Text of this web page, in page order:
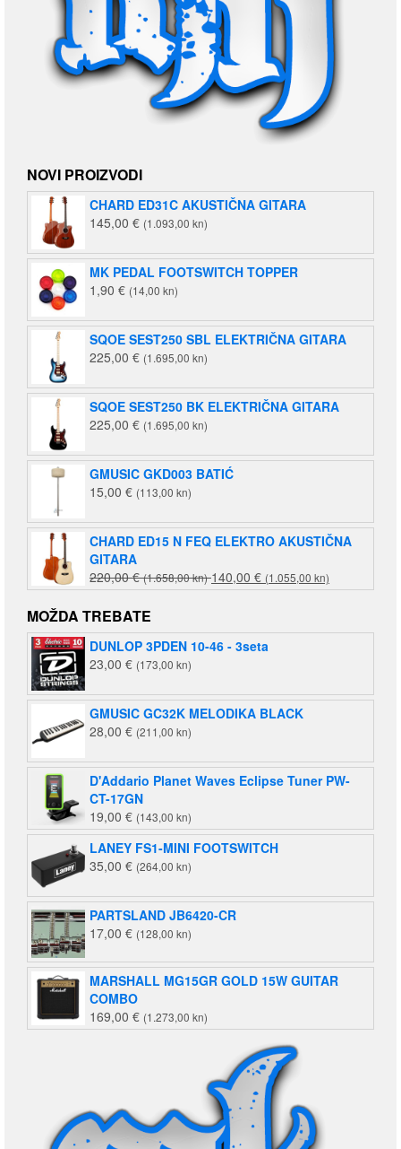
NOVI PROIZVODI
CHARD ED31C AKUSTIČNA GITARA
145,00 € (1.093,00 kn)
MK PEDAL FOOTSWITCH TOPPER
1,90 € (14,00 kn)
SQOE SEST250 SBL ELEKTRIČNA GITARA
225,00 € (1.695,00 kn)
SQOE SEST250 BK ELEKTRIČNA GITARA
225,00 € (1.695,00 kn)
GMUSIC GKD003 BATIĆ
15,00 € (113,00 kn)
CHARD ED15 N FEQ ELEKTRO AKUSTIČNA
GITARA
220,00€ (1.658,00 kn)Izvorna
cijena
je:
220,00 €
140,00 € (1.055,00 kn)
cijena
140,00 €
MOŽDA TREBATE
DUNLOP 3PDEN 10-46 - 3seta
23,00 € (173,00 kn)
GMUSIC GC32K MELODIKA BLACK
28,00 € (211,00 kn)
D'Addario Planet Waves Eclipse Tuner PW-
CT-17GN
19,00 € (143,00 kn)
LANEY FS1-MINI FOOTSWITCH
35,00 € (264,00 kn)
PARTSLAND JB6420-CR
17,00 € (128,00 kn)
MARSHALL MG15GR GOLD 15W GUITAR
COMBO
169,00 € (1.273,00 kn)